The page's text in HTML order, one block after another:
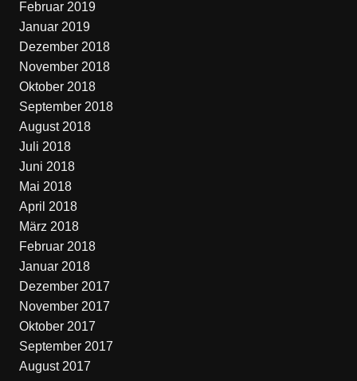
Februar 2019
Januar 2019
Dezember 2018
November 2018
Oktober 2018
September 2018
August 2018
Juli 2018
Juni 2018
Mai 2018
April 2018
März 2018
Februar 2018
Januar 2018
Dezember 2017
November 2017
Oktober 2017
September 2017
August 2017